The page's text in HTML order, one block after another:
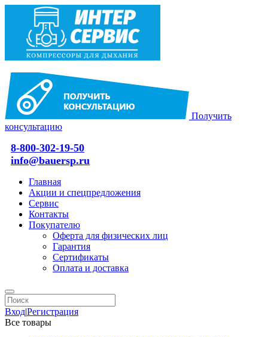
Получить
консультацию
8-800-302-19-50
info@bauersp.ru
Главная
Акции и спецпредложения
Сервис
Контакты
Покупателю
Оферта для физических лиц
Гарантия
Сертификаты
Оплата и доставка
Вход|Регистрация
Все товары